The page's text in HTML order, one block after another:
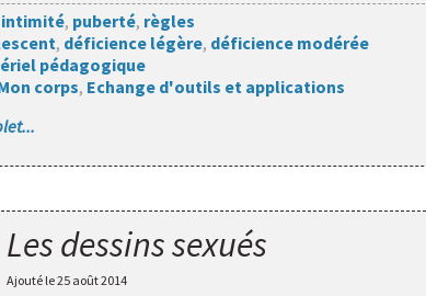
intimité, puberté, règles
, déficience légère, déficience modérée
pédagogique
corps, Echange d'outils et applications
Les dessins sexués
Ajouté le25 août 2014